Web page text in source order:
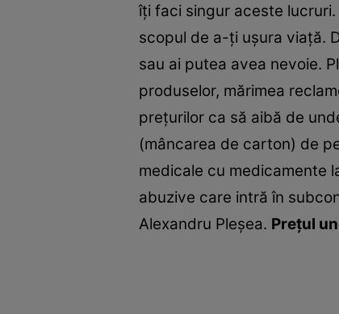
îţi faci singur aceste
scopul de a-ţi uşura viaţă.
sau ai putea avea nevoie.
produselor, mărimea
preţurilor ca să aibă de
(mâncarea de carton) de
medicale cu medicamente
abuzive care intră în
Alexandru Pleşea. Preţul